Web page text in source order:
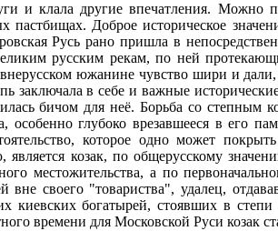
и клала другие впечатления. Можно
пастбищах. Доброе историческое
Русь рано пришла в
русским рекам, по ней
южанине чувство шири и
заключала в себе и важные
бичом для неё. Борьба со
особенно глубоко врезавшееся в его
которое одно может
является козак, по общерусскому
местожительства, а по
вне своего "товариства", удалец,
киевских богатырей, стоявших в
времени для Московской Руси козак